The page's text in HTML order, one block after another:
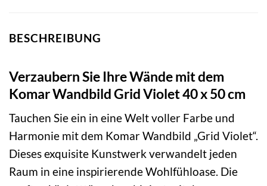
BESCHREIBUNG
Verzaubern Sie Ihre Wände mit dem
Komar Wandbild Grid Violet 40 x 50 cm
Tauchen Sie ein in eine Welt voller Farbe und
Harmonie mit dem Komar Wandbild „Grid Violet“.
Dieses exquisite Kunstwerk verwandelt jeden
Raum in eine inspirierende Wohlfühloase. Die